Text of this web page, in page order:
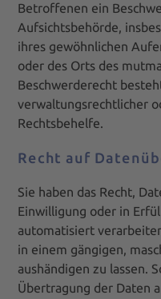
Betroffenen ein
Aufsichtsbehörde,
ihres gewöhnlichen
oder des Orts des
Beschwerderecht
verwaltungsrechtlicher
Rechtsbehelfe.
Recht auf
Sie haben das Recht,
Einwilligung oder in
automatisiert
in einem gängigen,
aushändigen zu lassen.
Übertragung der Daten